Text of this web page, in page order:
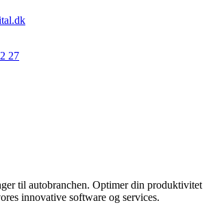
27
til autobranchen. Optimer din produktivitet
innovative software og services.